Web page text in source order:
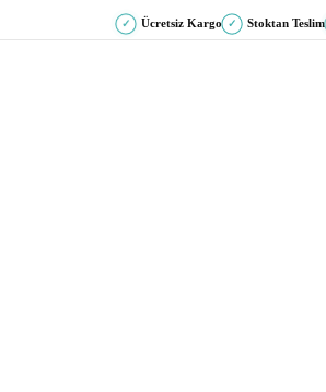
✓ Ücretsiz Kargo ✓ Stoktan Teslim